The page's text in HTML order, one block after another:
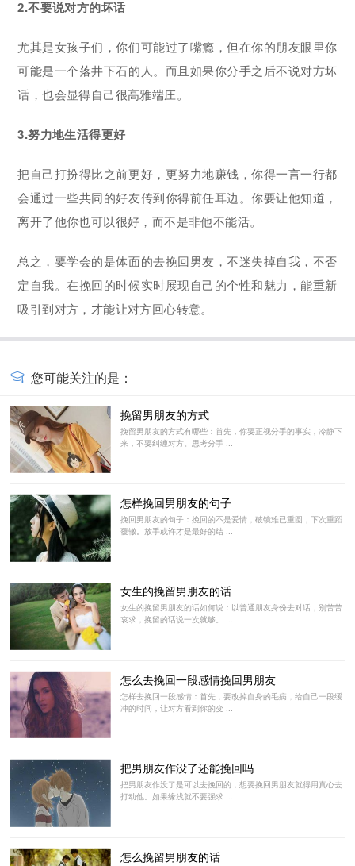
2.不要说对方的坏话
尤其是女孩子们，你们可能过了嘴瘾，但在你的朋友眼里你
可能是一个落井下石的人。而且如果你分手之后不说对方坏
话，也会显得自己很高雅端庄。
3.努力地生活得更好
把自己打扮得比之前更好，更努力地赚钱，你得一言一行都
会通过一些共同的好友传到你得前任耳边。你要让他知道，
离开了他你也可以很好，而不是非他不能活。
总之，要学会的是体面的去挽回男友，不迷失掉自我，不否
定自我。在挽回的时候实时展现自己的个性和魅力，能重新
吸引到对方，才能让对方回心转意。
您可能关注的是：
挽留男朋友的方式
挽留男朋友的方式有哪些：首先，你要正视分手的事实，冷静下
来，不要纠缠对方。思考分手 ...
怎样挽回男朋友的句子
挽回男朋友的句子：挽回的不是爱情，破镜难已重圆，下次重蹈
覆辙。放手或许才是最好的结 ...
女生的挽留男朋友的话
女生的挽留男朋友的话如何说：以普通朋友身份去对话，别苦苦
哀求，挽留的话说一次就够。 ...
怎么去挽回一段感情挽回男朋友
怎样去挽回一段感情：首先，要改掉自身的毛病，给自己一段缓
冲的时间，让对方看到你的变 ...
把男朋友作没了还能挽回吗
把男朋友作没了是可以去挽回的，想要挽回男朋友就得用真心去
打动他。如果缘浅就不要强求 ...
怎么挽留男朋友的话